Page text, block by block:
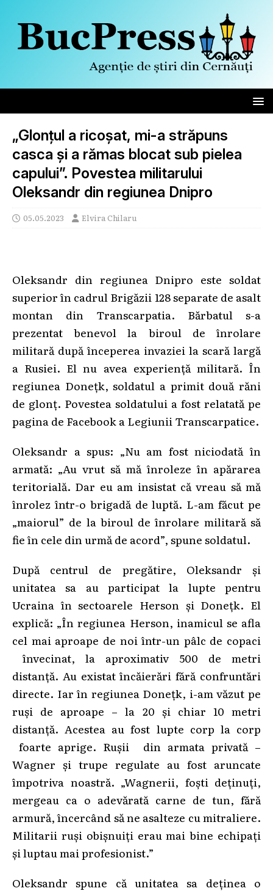
„Glonțul a ricoșat, mi-a străpuns
casca și a rămas blocat sub pielea
capului”. Povestea militarului
Oleksandr din regiunea Dnipro
05.05.2023 Elvira Chilaru
Oleksandr din regiunea Dnipro este soldat
superior în cadrul Brigăzii 128 separate de asalt
montan din Transcarpatia. Bărbatul s-a
prezentat benevol la biroul de înrolare
militară după începerea invaziei la scară largă
a Rusiei. El nu avea experiență militară. În
regiunea Donețk, soldatul a primit două răni
de glonț. Povestea soldatului a fost relatată pe
pagina de Facebook a Legiunii Transcarpatice.
Oleksandr a spus: „Nu am fost niciodată în
armată: „Au vrut să mă înroleze în apărarea
teritorială. Dar eu am insistat că vreau să mă
înrolez într-o brigadă de luptă. L-am făcut pe
„maiorul” de la biroul de înrolare militară să
fie în cele din urmă de acord”, spune soldatul.
După centrul de pregătire, Oleksandr și
unitatea sa au participat la lupte pentru
Ucraina în sectoarele Herson și Donețk. El
explică: „În regiunea Herson, inamicul se afla
cel mai aproape de noi într-un pâlc de copaci
învecinat, la aproximativ 500 de metri
distanță. Au existat încăierări fără confruntări
directe. Iar în regiunea Donețk, i-am văzut pe
ruși de aproape – la 20 și chiar 10 metri
distanță. Acestea au fost lupte corp la corp
foarte aprige. Rușii din armata privată –
Wagner și trupe regulate au fost aruncate
împotriva noastră. „Wagnerii, foști deținuți,
mergeau ca o adevărată carne de tun, fără
armură, încercând să ne asalteze cu mitraliere.
Militarii ruși obișnuiți erau mai bine echipați
și luptau mai profesionist.”
Oleksandr spune că unitatea sa deținea o